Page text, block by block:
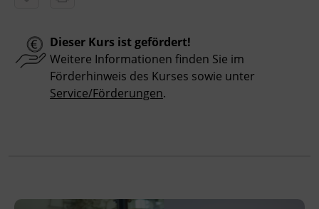
Hinweis
Bitte beachten Sie, dass an offiziellen
österreichischen Feiertagen keine Kurse
stattfinden. Ausfallende Termine werden
BFI Kufstein
Dieser Kurs ist gefördert!
Weitere Informationen finden Sie im
Förderhinweis des Kurses sowie unter
Service/Förderungen.